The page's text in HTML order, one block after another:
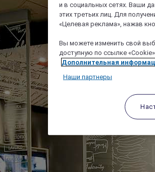
и в социальных сетях. Ваши
этих третьих лиц. Для
«Целевая реклама», нажав
Вы можете изменить свой
доступную по ссылке
Дополнительная
Наши партнеры